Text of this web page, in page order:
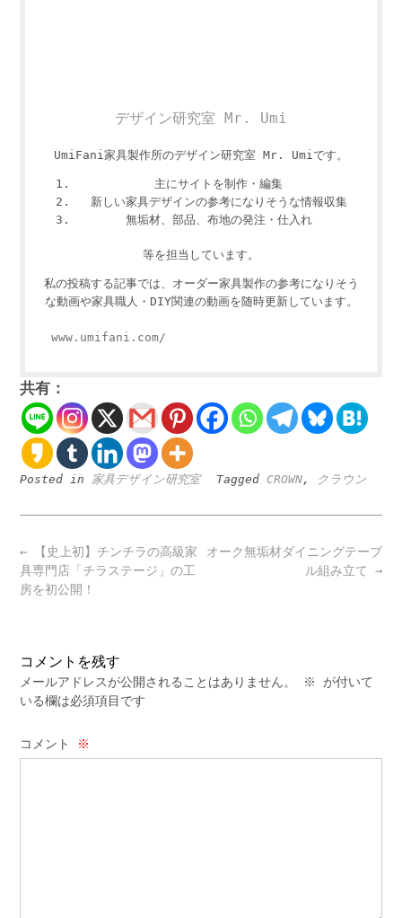
デザイン研究室 Mr. Umi
UmiFani家具製作所のデザイン研究室 Mr. Umiです。
主にサイトを制作・編集
新しい家具デザインの参考になりそうな情報収集
無垢材、部品、布地の発注・仕入れ
等を担当しています。
私の投稿する記事では、オーダー家具製作の参考になりそう
な動画や家具職人・DIY関連の動画を随時更新しています。
www.umifani.com/
共有：
Posted in 家具デザイン研究室 Tagged CROWN, クラウン
Post
navigation
オーク無垢材ダイニングテーブ
ル組み立て →
← 【史上初】チンチラの高級家
具専門店「チラステージ」の工
房を初公開！
コメントを残す
メールアドレスが公開されることはありません。 ※
が付いて
いる欄は必須項目です
コメント ※